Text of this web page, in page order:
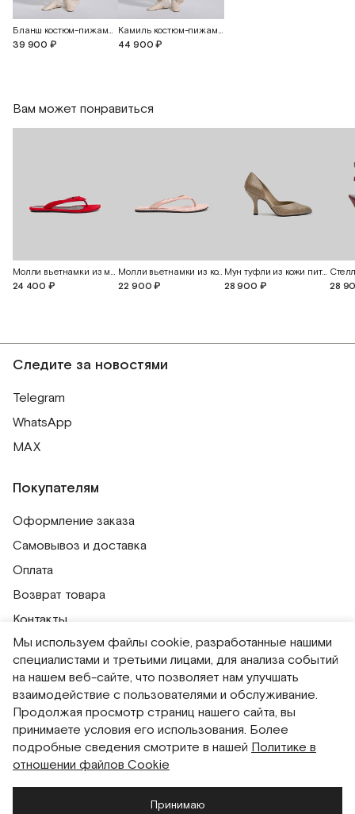
Бланш костюм-пижама с брюками
39 900 ₽
Камиль костюм-пижама с брюками и шортами
44 900 ₽
Вам может понравиться
Молли вьетнамки из меха пони
24 400 ₽
Молли вьетнамки из кожи питона
22 900 ₽
Мун туфли из кожи питона
28 900 ₽
28
Следите за новостями
Telegram
WhatsApp
MAX
Покупателям
Оформление заказа
Самовывоз и доставка
Оплата
Возврат товара
Контакты
Публичная оферта
Политика обработки персональных данных
Политика использования сессионных файлов
Согласие на получение рассылок
Согласие на обработку персональных данных
Система привилегий
Мы используем файлы cookie, разработанные нашими
специалистами и третьими лицами, для анализа событий
на нашем веб-сайте, что позволяет нам улучшать
взаимодействие с пользователями и обслуживание.
Продолжая просмотр страниц нашего сайта, вы
принимаете условия его использования. Более
подробные сведения смотрите в нашей Политике в
отношении файлов Cookie
Принимаю